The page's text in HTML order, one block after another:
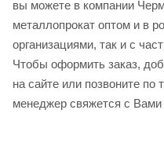
вы можете в компании
металлопрокат оптом и в
организациями, так и с
Чтобы оформить заказ,
на сайте или позвоните
менеджер свяжется с Вами